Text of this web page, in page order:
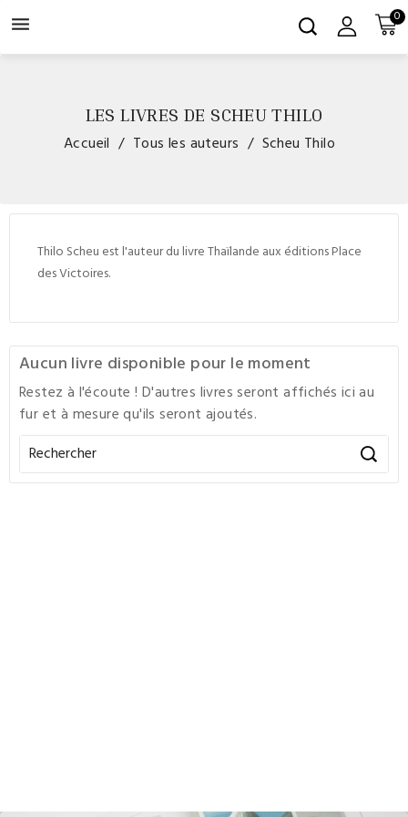
 0
LES LIVRES DE SCHEU THILO
Accueil Tous les auteurs Scheu Thilo
Thilo Scheu est l'auteur du livre Thaïlande aux éditions Place
des Victoires.
Aucun livre disponible pour le moment
Restez à l'écoute ! D'autres livres seront affichés ici au
fur et à mesure qu'ils seront ajoutés.